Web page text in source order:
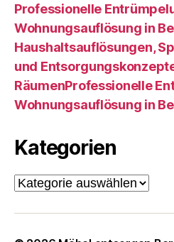
Professionelle
Wohnungsauflösung in
Haushaltsauflösungen,
und
RäumenProfessionelle
Wohnungsauflösung in
Kategorien
Kategorien